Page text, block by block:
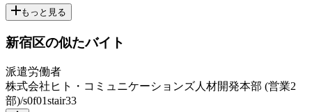
もっと見る
新宿区の似たバイト
派遣労働者
株式会社ヒト・コミュニケーションズ人材開発本部 (営業2
部)/s0f01stair33